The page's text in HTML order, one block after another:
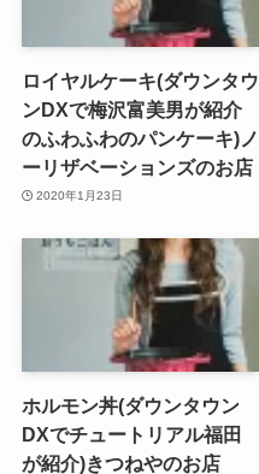
ロイヤルケーキ(ダウンタウ
ンDXで梅沢富美男が紹介
のふわふわのパンケーキ)ノ
ーリザベーションズのお店
2020年1月23日
ホルモン丼(ダウンタウン
DXでチュートリアル福田
が紹介)きつねやのお店